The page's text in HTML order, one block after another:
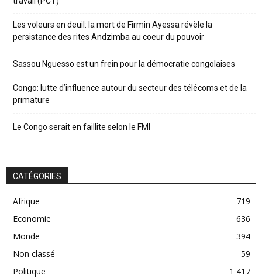
Les voleurs en deuil: la mort de Firmin Ayessa révèle la
persistance des rites Andzimba au coeur du pouvoir
Sassou Nguesso est un frein pour la démocratie congolaises
Congo: lutte d’influence autour du secteur des télécoms et de la
primature
Le Congo serait en faillite selon le FMI
CATÉGORIES
Afrique
719
Economie
636
Monde
394
Non classé
59
Politique
1 417